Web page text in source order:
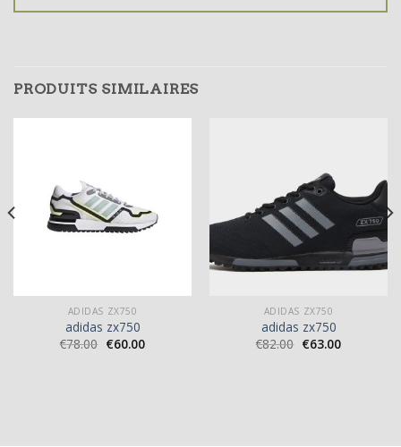
PRODUITS SIMILAIRES
ADIDAS ZX750
adidas zx750
€78.00 €60.00
ADIDAS ZX750
adidas zx750
€82.00 €63.00